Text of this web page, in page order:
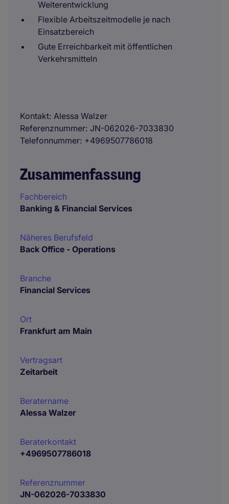
Weiterentwicklung
Flexible Arbeitszeitmodelle je nach
Einsatzbereich
Gute Erreichbarkeit mit öffentlichen
Verkehrsmitteln
Kontakt Alessa Walzer
Referenznummer JN-062026-7033830
Telefonnummer +4969507786018
Zusammenfassung
Fachbereich
Banking & Financial Services
Näheres Berufsfeld
Back Office - Operations
Branche
Financial Services
Ort
Frankfurt am Main
Vertragsart
Zeitarbeit
Beratername
Alessa Walzer
Beraterkontakt
+4969507786018
Referenznummer
JN-062026-7033830